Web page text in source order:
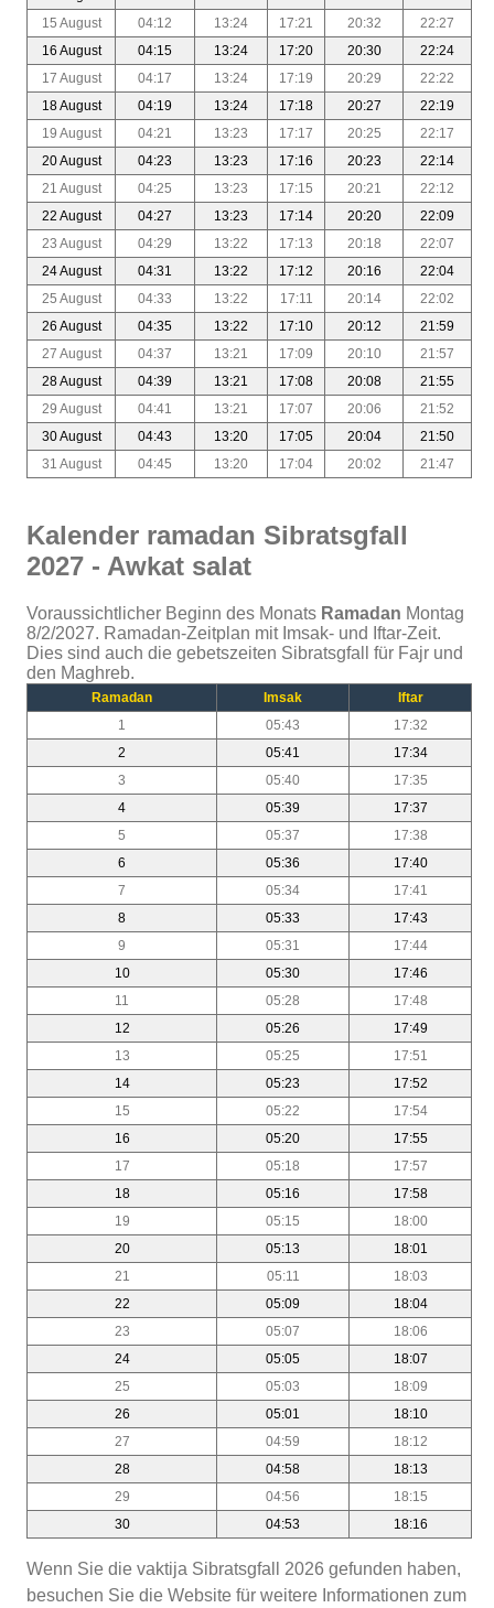
15 August
04:12 13:24 17:21 20:32
22:27
16 August
04:15 13:24 17:20 20:30
22:24
17 August
04:17 13:24 17:19 20:29
22:22
18 August
04:19 13:24 17:18 20:27
22:19
19 August
04:21 13:23 17:17 20:25
22:17
20 August
04:23 13:23 17:16 20:23
22:14
21 August
04:25 13:23 17:15 20:21
22:12
22 August
04:27 13:23 17:14 20:20
22:09
23 August
04:29 13:22 17:13 20:18
22:07
24 August
04:31 13:22 17:12 20:16
22:04
25 August
04:33 13:22 17:11 20:14
22:02
26 August
04:35 13:22 17:10 20:12
21:59
27 August
04:37 13:21 17:09 20:10
21:57
28 August
04:39 13:21 17:08 20:08
21:55
29 August
04:41 13:21 17:07 20:06
21:52
30 August
04:43 13:20 17:05 20:04
21:50
31 August
04:45 13:20 17:04 20:02 21:47
Kalender ramadan Sibratsgfall
2027 - Awkat salat
Voraussichtlicher Beginn des Monats Ramadan Montag
8/2/2027. Ramadan-Zeitplan mit Imsak- und Iftar-Zeit.
Dies sind auch die gebetszeiten Sibratsgfall für Fajr und
den Maghreb.
Ramadan Imsak
Iftar
1
05:43
17:32
2
05:41
17:34
3
05:40
17:35
4
05:39
17:37
5
05:37
17:38
6
05:36
17:40
7
05:34
17:41
8
05:33
17:43
9
05:31
17:44
10
05:30
17:46
11
05:28
17:48
12
05:26
17:49
13
05:25
17:51
14
05:23
17:52
15
05:22
17:54
16
05:20
17:55
17
05:18
17:57
18
05:16
17:58
19
05:15
18:00
20
05:13
18:01
21
05:11
18:03
22
05:09
18:04
23
05:07
18:06
24
05:05
18:07
25
05:03
18:09
26
05:01
18:10
27
04:59
18:12
28
04:58
18:13
29
04:56
18:15
30
04:53 18:16
Wenn Sie die vaktija Sibratsgfall 2026 gefunden haben,
besuchen Sie die Website für weitere Informationen zum